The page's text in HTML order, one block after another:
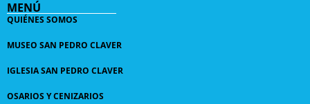
MENÚ
QUIÉNES SOMOS
MUSEO SAN PEDRO CLAVER
IGLESIA SAN PEDRO CLAVER
OSARIOS Y CENIZARIOS